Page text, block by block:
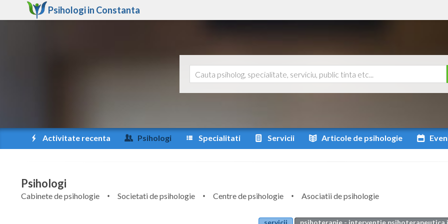
Psihologi in Constanta
Activitate recenta Psihologi Specialitati Servicii Articole de psihologie
Psihologi
Cabinete de psihologie Societati de psihologie Centre de psihologie
Asociatii de psihologie
servicii
psihoterapie - interventie psihoterapeutica